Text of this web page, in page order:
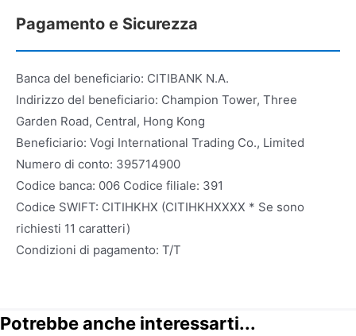
Pagamento e Sicurezza
Banca del beneficiario: CITIBANK N.A.
Indirizzo del beneficiario: Champion Tower, Three
Garden Road, Central, Hong Kong
Beneficiario: Vogi International Trading Co., Limited
Numero di conto: 395714900
Codice banca: 006 Codice filiale: 391
Codice SWIFT: CITIHKHX (CITIHKHXXXX * Se sono
richiesti 11 caratteri)
Condizioni di pagamento: T/T
Potrebbe anche interessarti...